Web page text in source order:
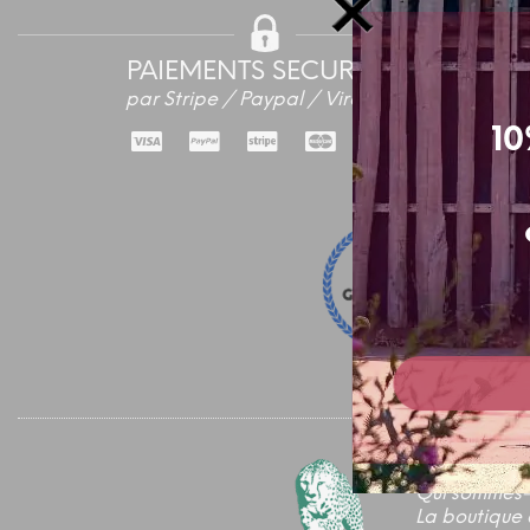
PAIEMENTS SECURISES
par Stripe / Paypal / Virement
Qui
La boutique